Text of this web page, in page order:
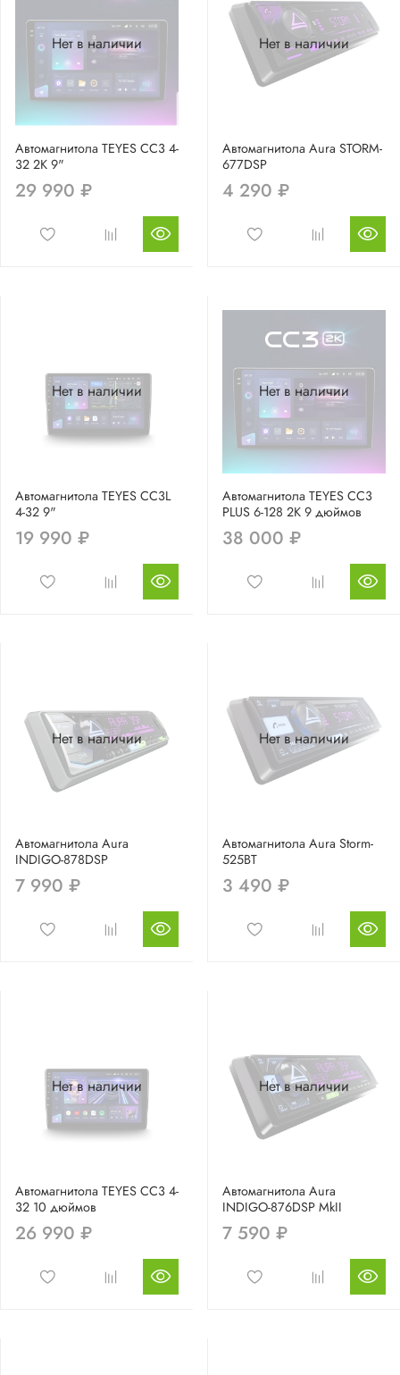
Нет в наличии
Автомагнитола TEYES CC3 4-
32 2K 9"
29 990 ₽
Нет в наличии
Автомагнитола Aura STORM-
677DSP
4 290 ₽
Нет в наличии
Автомагнитола TEYES CC3L
4-32 9"
19 990 ₽
Нет в наличии
Автомагнитола TEYES CC3
PLUS 6-128 2K 9 дюймов
38 000 ₽
Нет в наличии
Автомагнитола Aura
INDIGO-878DSP
7 990 ₽
Нет в наличии
Автомагнитола Aura Storm-
525BT
3 490 ₽
Нет в наличии
Автомагнитола TEYES CC3 4-
32 10 дюймов
26 990 ₽
Нет в наличии
Автомагнитола Aura
INDIGO-876DSP MkII
7 590 ₽